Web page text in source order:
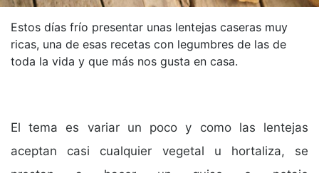
Estos días frío presentar unas lentejas caseras muy
ricas, una de esas recetas con legumbres de las de
toda la vida y que más nos gusta en casa.
El tema es variar un poco y como las lentejas
aceptan casi cualquier vegetal u hortaliza, se